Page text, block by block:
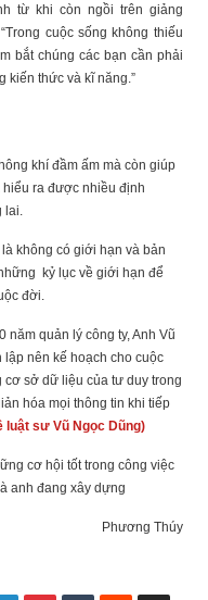
từ khi còn ngồi trên giảng
cuộc sống không thiếu
bắt chúng các bạn cần phải
kiến thức và kĩ năng.”
khí đầm ấm mà còn giúp
hiểu ra được nhiều định
lai.
không có giới hạn và bản
kỷ lục về giới hạn để
đời.
quản lý công ty, Anh Vũ
lập nên kế hoạch cho cuộc
cơ sở dữ liệu của tư duy trong
hóa mọi thông tin khi tiếp
luật sư Vũ Ngọc Dũng)
cơ hội tốt trong công việc
anh đang xây dựng
Phương Thúy